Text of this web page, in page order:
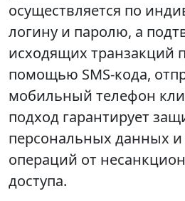
осуществляется по
логину и паролю, а
исходящих транзакций
помощью SMS-кода,
мобильный телефон
подход гарантирует
персональных данных
операций от
доступа.